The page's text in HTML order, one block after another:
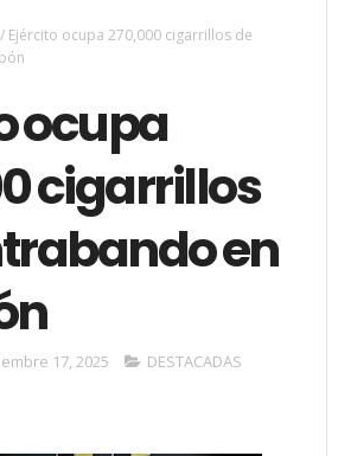
/ Ejército ocupa 270,000 cigarrillos de
ocupa
cigarrillos
en
17, 2025 DESTACADAS